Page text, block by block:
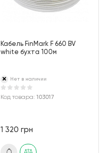
Кабель FinMark F 660 BV
white бухта 100м
Нет в наличии
Код товара:103017
1 320 грн